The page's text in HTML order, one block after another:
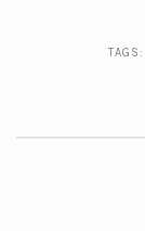
TAGS: